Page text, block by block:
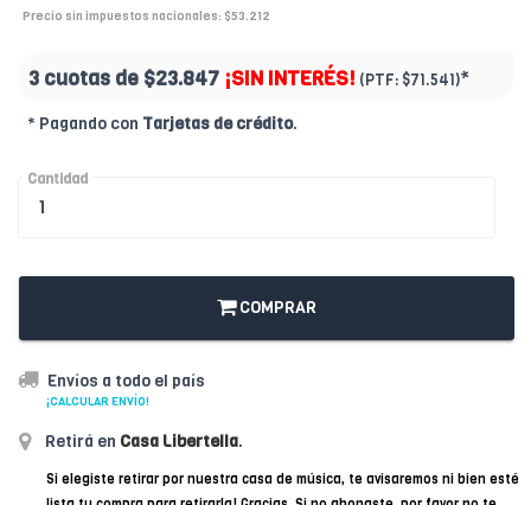
Precio sin impuestos nacionales: $53.212
3 cuotas de $23.847 ¡SIN INTERÉS! (PTF: $71.541)*
* Pagando con Tarjetas de crédito.
Cantidad
COMPRAR
Envíos a todo el país
¡CALCULAR ENVÍO!
Retirá en Casa Libertella.
Si elegiste retirar por nuestra casa de música, te avisaremos ni bien esté